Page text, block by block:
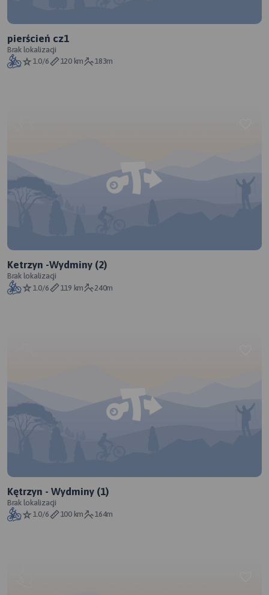
pierścień cz1
Brak lokalizacji
1.0/6
120 km 183m
Ketrzyn -Wydminy (2)
Brak lokalizacji
1.0/6
119 km 240m
Kętrzyn - Wydminy (1)
Brak lokalizacji
1.0/6
100 km 164m